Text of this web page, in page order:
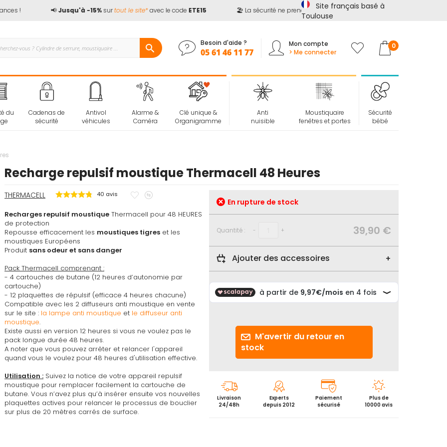
! Jusqu'à -15%surtout le site*avec le codeETE15 🏖️ La sécurité ne prend pas de vacances ! 📢
Site français basé à
Toulouse
Besoin d'aide ?
05 61 46 11 77
Mon compte
> Me connecter
Mon panier
0
du
Cadenas de
sécurité
Antivol
véhicules
Alarme &
Caméra
Clé unique &
Organigramme
Anti
nuisible
Moustiquaire
fenêtres et portes
Sécurité
bébé
Recharge repulsif moustique Thermacell 48 Heures
THERMACELL 40 avis
Ajouter
mescomparateur
Recharges repulsif moustique Thermacell pour 48 HEURES
de protection
Repousse efficacement les moustiques tigres et les
moustiques Européens
Produit sans odeur et sans danger
Pack Thermacell comprenant :
- 4 cartouches de butane (12 heures d’autonomie par
cartouche)
- 12 plaquettes de répulsif (efficace 4 heures chacune)
Compatible avec les 2 diffuseurs anti moustique en vente
sur le site : la lampe anti moustique et le diffuseur anti
moustique.
Existe aussi en version 12 heures si vous ne voulez pas le
pack longue durée 48 heures.
A noter que vous pouvez arrêter et relancer l'appareil
quand vous le voulez pour 48 heures d'utilisation effective.
Utilisation : Suivez la notice de votre appareil repulsif
moustique pour remplacer facilement la cartouche de
butane. Vous n’avez plus qu’à insérer ensuite vos nouvelles
plaquettes actives pour relancer le processus de bouclier
sur plus de 20 mètres carrés de surface.
En rupture de stock
Quantité : - + 39,90 €
Ajouter des accessoires
M'avertir du retour en
stock
Livraison
24/48h
Experts
depuis 2012
Paiement
sécurisé
Plus de
10000 avis